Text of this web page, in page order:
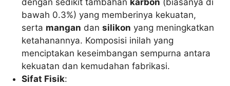
dengan sedikit tambahan karbon (biasanya di
bawah 0.3%) yang memberinya kekuatan,
serta mangan dansilikon yang meningkatkan
ketahanannya. Komposisi inilah yang
menciptakan keseimbangan sempurna antara
kekuatan dan kemudahan fabrikasi.
Sifat Fisik: